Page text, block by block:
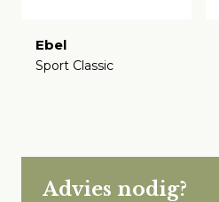
Ebel
Sport Classic
Advies nodig?